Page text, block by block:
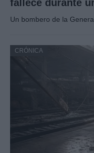
fallece durante
Un bombero de la
CRÓNICA